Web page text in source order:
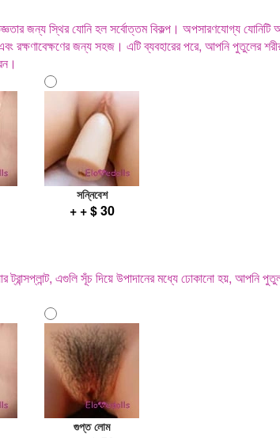
জন্য স্থির যোনি হল সর্বোত্তম বিকল্প। অপসারণযোগ্য যোনিটি
রক্ষণাবেক্ষণের জন্য সহজ। এটি ব্যবহারের পরে, আপনি পুতুলের
সন্নিবেশ
+ + $ 30
ট্রান্সপ্লান্ট, এগুলি সূঁচ দিয়ে উপাদানের মধ্যে ঢোকানো হয়, আপনি
গুপ্ত লোম